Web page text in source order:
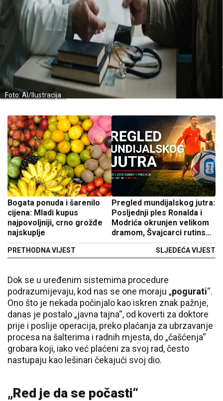
Foto: AI/Ilustracija
Bogata ponuda i šarenilo
cijena: Mladi kupus
najpovoljniji, crno grožđe
najskuplje
PRETHODNA VIJEST
Pregled mundijalskog jutra:
Posljednji ples Ronalda i
Modrića okrunjen velikom
dramom, Švajcarci rutinski
do osmine finala (VIDEO)
SLJEDEĆA VIJEST
Dok se u uređenim sistemima procedure
podrazumijevaju, kod nas se one moraju „pogurati“.
Ono što je nekada počinjalo kao iskren znak pažnje,
danas je postalo „javna tajna“, od koverti za doktore
prije i poslije operacija, preko plaćanja za ubrzavanje
procesa na šalterima i radnih mjesta, do „čašćenja“
grobara koji, iako već plaćeni za svoj rad, često
nastupaju kao lešinari čekajući svoj dio.
„Red je da se počasti“